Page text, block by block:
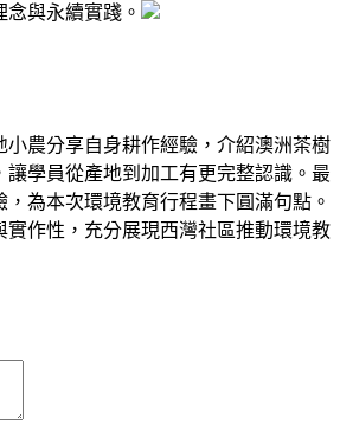
與永續實踐。
小農分享自身耕作經驗，介紹澳洲茶樹
讓學員從產地到加工有更完整認識。最
為本次環境教育行程畫下圓滿句點。
實作性，充分展現西灣社區推動環境教